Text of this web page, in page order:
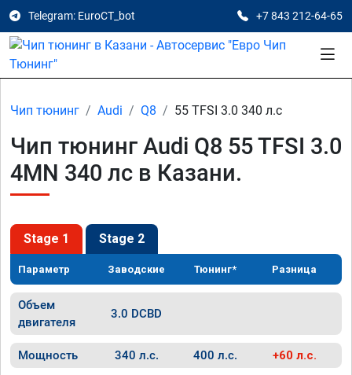
Telegram: EuroCT_bot +7 843 212-64-65
Чип тюнинг Audi Q8 55 TFSI 3.0 340 л.с
Чип тюнинг Audi Q8 55 TFSI 3.0
4MN 340 лс в Казани.
Stage 1 Stage 2
Параметр Заводские Тюнинг* Разница
Объем
двигателя
3.0 DCBD
Мощность 340 л.с. 400 л.с. +60 л.с.